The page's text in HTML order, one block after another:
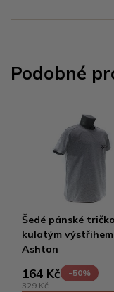
Podobné
Šedé pánské
kulatým výstřihem
Ashton
164 Kč
-50%
329 Kč